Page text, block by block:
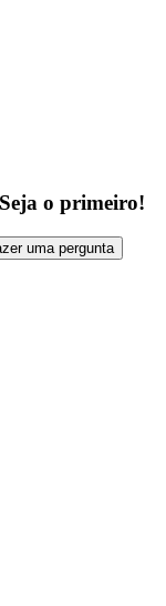
o primeiro!
uma pergunta